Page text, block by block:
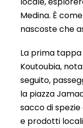
Medina. È
nascoste che
La prima
Koutoubia,
seguito,
la piazza
sacco di
e prodotti